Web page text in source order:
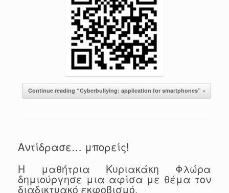
Continue reading “Cyberbullying: application for smartphones” »
Αντίδρασε… μπορείς!
Η μαθήτρια Κυριακάκη Φλώρα
δημιούργησε μια αφίσα με θέμα τον
διαδικτυακό εκφοβισμό.